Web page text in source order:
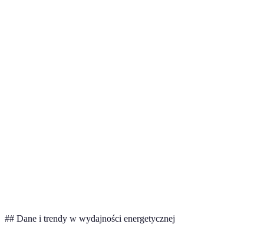
## Dane i trendy w wydajności energetycznej